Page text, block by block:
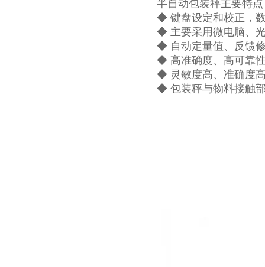
半自动包装秤主要特
◆ 键盘设定和校正，
◆ 主要采用微电脑、
◆ 自动定量值、反馈
◆ 高准确度、高可靠
◆ 灵敏度高、准确度
◆ 包装秤与物料接触